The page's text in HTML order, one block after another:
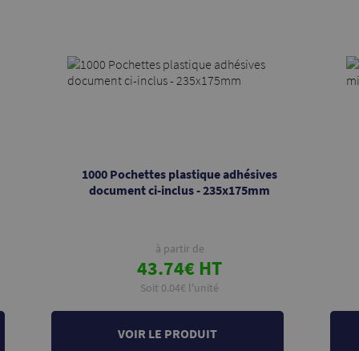
1000 Pochettes plastique adhésives
document ci-inclus - 235x175mm
à partir de
43.74€ HT
Soit 0.04€ l'unité
VOIR LE PRODUIT